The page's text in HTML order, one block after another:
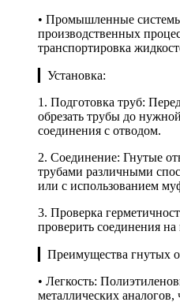
• Промышленные
производственных
транспортировка
▎Установка:
1. Подготовка труб:
обрезать трубы до
соединения с отводом.
2. Соединение: Гнутые
трубами различными
или с использованием
3. Проверка
проверить соединения на
▎Преимущества гнутых
• Легкость:
металлических аналогов,